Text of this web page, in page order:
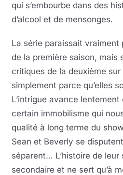
qui s’embourbe dans des
d’alcool et de mensonges.
La série paraissait vraiment
de la première saison, mais
critiques de la deuxième sur
simplement parce qu’elles
L’intrigue avance
certain immobilisme qui
qualité à long terme du
Sean et Beverly se
séparent… L’histoire de
secondaire et ne sert qu’à